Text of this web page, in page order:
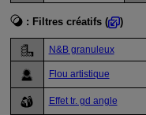
: Filtres créatifs( )
N&B granuleux
Flou artistique
Effet tr. gd angle